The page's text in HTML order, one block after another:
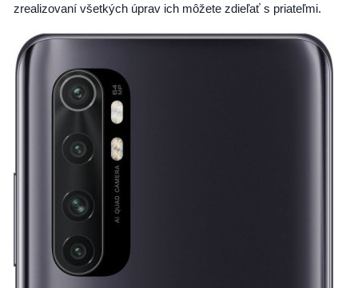
zrealizovaní všetkých úprav ich môžete zdieľať s priateľmi.